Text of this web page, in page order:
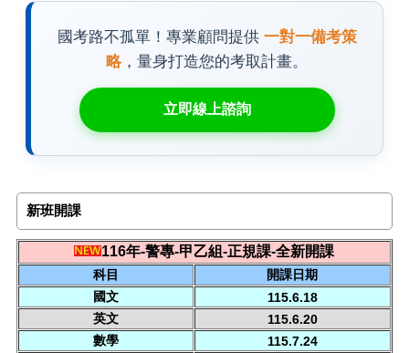
國考路不孤單！專業顧問提供 一對一備考策
略，量身打造您的考取計畫。
立即線上諮詢
新班開課
116年-警專-甲乙組-正規課-全新開課
科目
開課日期
國文
115.6.18
英文
115.6.20
數學
115.7.24